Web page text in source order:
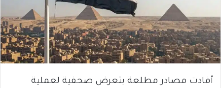
أفادت مصادر مطلعة بتعرض صحفية لعملية